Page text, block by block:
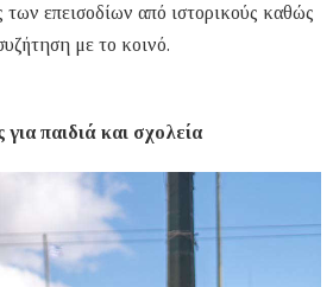
των επεισοδίων από ιστορικούς καθώς
με το κοινό.
για παιδιά και σχολεία